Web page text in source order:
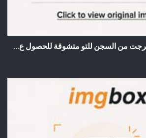
خرجت من السجن للتو متشوقة للحصول ع...